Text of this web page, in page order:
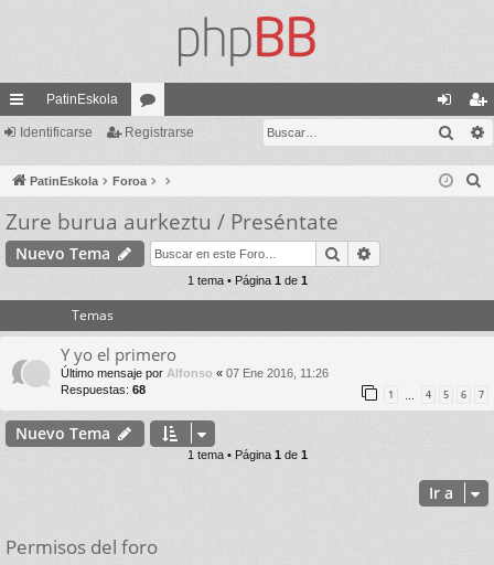
nl
ac
es
rá
pi
do
s
PatinEskola
or
os
de
nti
fic
eg
ist
ra
Identificarse Registrarse
PatinEskola Foroa
r
Zure burua aurkeztu / Preséntate
Nuevo Tema Buscar
1 tema • Página 1de 1
Temas
Y yo el primero
Último mensaje por Alfonso « 07 Ene 2016, 11:26
Respuestas: 68 1 … 4 5 6 7
Nuevo Tema
1 tema • Página 1 de 1
Ir a
Permisos del foro